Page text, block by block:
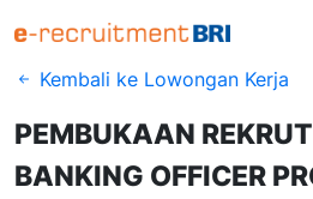
Kembali ke Lowongan Kerja
PEMBUKAAN
BANKING OFFICER